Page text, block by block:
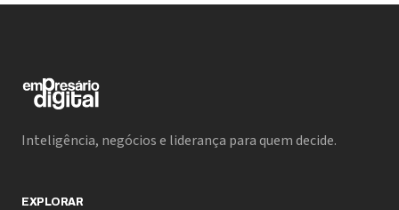
Inteligência, negócios e liderança para quem decide.
EXPLORAR